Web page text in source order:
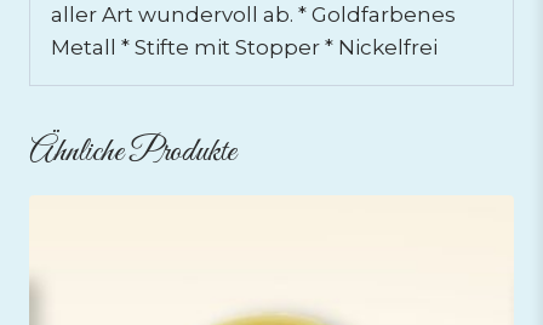
aller Art wundervoll ab. * Goldfarbenes
Metall * Stifte mit Stopper * Nickelfrei
Ähnliche Produkte